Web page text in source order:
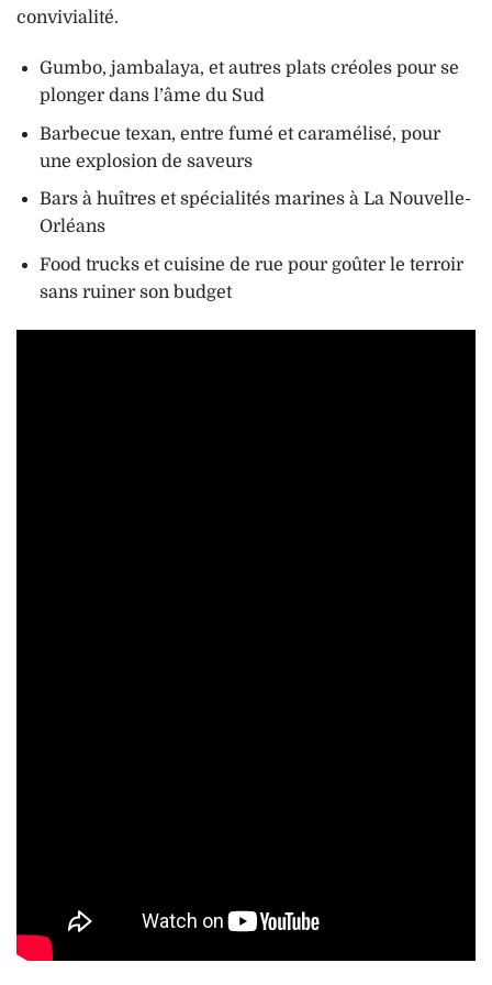
convivialité.
Gumbo, jambalaya, et autres plats créoles pour se
plonger dans l’âme du Sud
Barbecue texan, entre fumé et caramélisé, pour
une explosion de saveurs
Bars à huîtres et spécialités marines à La Nouvelle-
Orléans
Food trucks et cuisine de rue pour goûter le terroir
sans ruiner son budget